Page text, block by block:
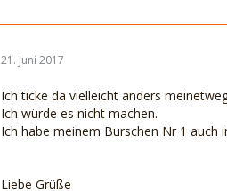
21. Juni 2017
Ich ticke da vielleicht anders
Ich würde es nicht machen.
Ich habe meinem Burschen Nr 1
Liebe Grüße